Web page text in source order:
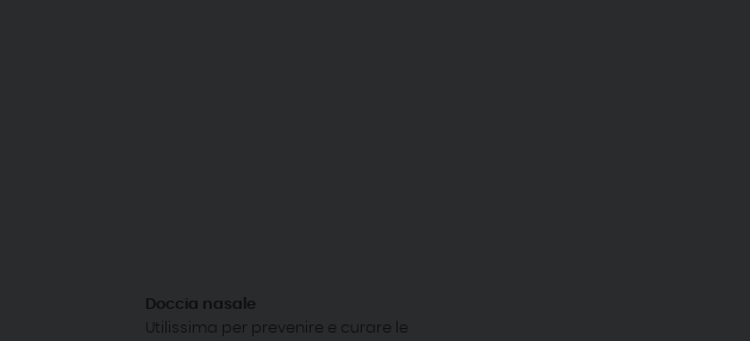
Doccia nasale
Utilissima per prevenire e curare le